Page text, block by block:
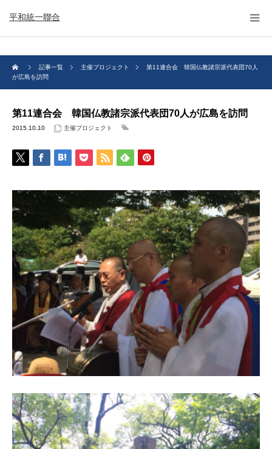
平和統一聯合
記事一覧 主催プロジェクト
第11連合会 韓国仏教諸宗派代表団70人
が広島を訪問
第11連合会 韓国仏教諸宗派代表団70人が広島を訪問
2015.10.10 主催プロジェクト